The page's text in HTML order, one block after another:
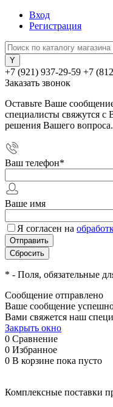
Вход
Регистрация
+7 (921) 937-29-59 +7
Заказать звонок
Оставьте Ваше
специалисты свяжутся с
решения Вашего вопроса.
Ваш телефон*
Ваше имя
Я согласен на
* - Поля, обязательные
Сообщение отправлено
Ваше сообщение
Вами свяжется наш
Закрыть окно
0 Сравнение
0 Избранное
0 В корзине пока пусто
Комплексные поставки